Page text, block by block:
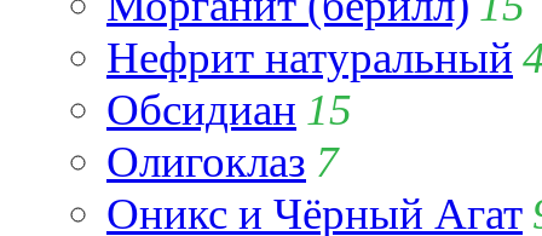
Нефрит натуральный
Обсидиан 15
Олигоклаз 7
Оникс и Чёрный Агат